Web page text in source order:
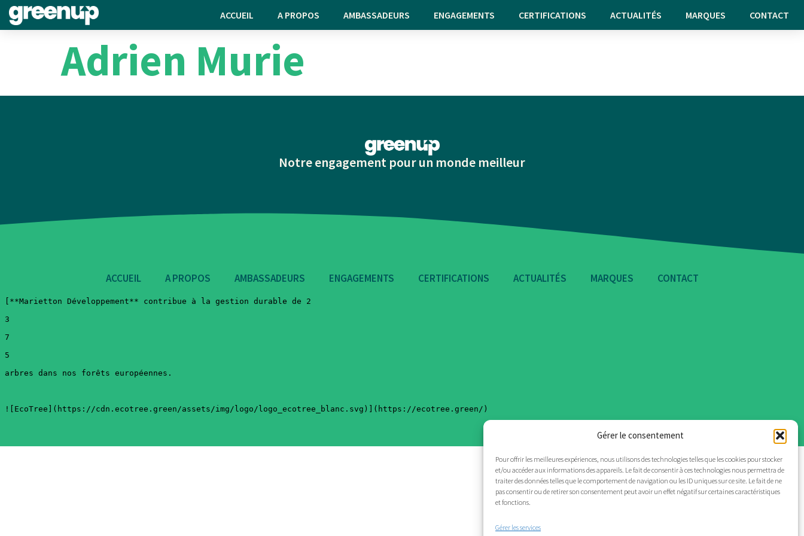
Gérer le consentement
Pour offrir les meilleures expériences, nous utilisons des technologies telles que les cookies pour stocker
et/ou accéder aux informations des appareils. Le fait de consentir à ces technologies nous permettra de
traiter des données telles que le comportement de navigation ou les ID uniques sur ce site. Le fait de ne
pas consentir ou de retirer son consentement peut avoir un effet négatif sur certaines caractéristiques
et fonctions.
Gérer les services
ACCUEIL A PROPOS AMBASSADEURS ENGAGEMENTS CERTIFICATIONS ACTUALITÉS MARQUES CONTACT
Adrien Murie
Notre engagement pour un monde meilleur
ACCUEIL A PROPOS AMBASSADEURS ENGAGEMENTS CERTIFICATIONS ACTUALITÉS MARQUES CONTACT